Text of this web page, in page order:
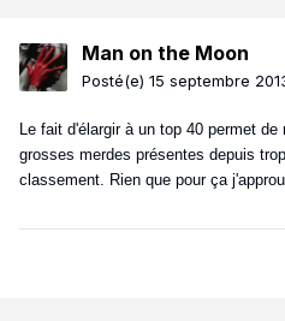
Man on the Moon
Posté(e) 15 septembre
Le fait d'élargir à un top 40 permet
grosses merdes présentes depuis
classement. Rien que pour ça